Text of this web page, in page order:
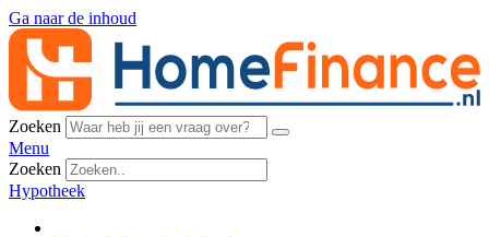
Ga naar de inhoud
Zoeken
Menu
Zoeken
Hypotheek